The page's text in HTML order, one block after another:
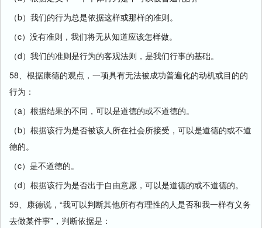
（b）我们的行为总是依据这样或那样的准则。
（c）没有准则，我们将无从知道应该怎样做。
（d）我们的准则是行为的客观法则，是我们行事的基础。
58、根据康德的观点，一项具有无法被成功普遍化的动机或目的的
行为：
（a）根据结果的不同，可以是道德的或不道德的。
（b）根据该行为是否被该人所在社会所接受，可以是道德的或不道
德的。
（c）是不道德的。
（d）根据该行为是否出于自由意愿，可以是道德的或不道德的。
59、康德说，“我可以判断其他所有有理性的人是否和我一样有义务
去做某件事”，判断依据是：